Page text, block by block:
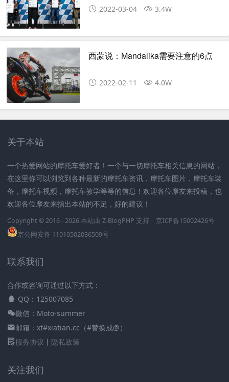
2022-03-04 3.4W
西蒙说：Mandalika需要注意的6点
2022-02-11 4.0W
关于本站
一个热爱网站的摩托车爱好者！一个与一切摩托车相关信息的网站，
在这里你可以浏览到各种最新的摩托车资讯，摩托车图片，摩托车装
备，摩托车视频，摩托车教学等等的信息！欢迎各位摩友来投稿，也
欢迎各位摩友来指出本站的不足，好的建议！
Copyright © 2016 - 2026 本站由 Z-BlogPHP 支持
京ICP备15002426号
京公网安备 11010502036509号
联系我们
合作或咨询可通过以下方式：
QQ：125007085
微信：Moto-summer
邮箱：xt#xiatian.cc（#替换成@）
服务协议 丨 隐私政策
关注我们